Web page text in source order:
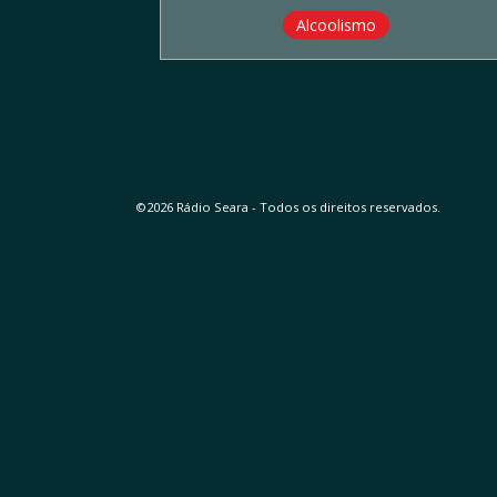
Alcoolismo
©2026 Rádio Seara - Todos os direitos reservados.